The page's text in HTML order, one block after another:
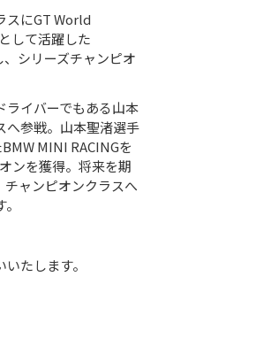
スにGT World
して活躍した
シリーズチャンピオ
ライバーでもある山本
へ参戦。山本聖渚選手
MINI RACINGを
ンを獲得。将来を期
ャンピオンクラスへ
たします。